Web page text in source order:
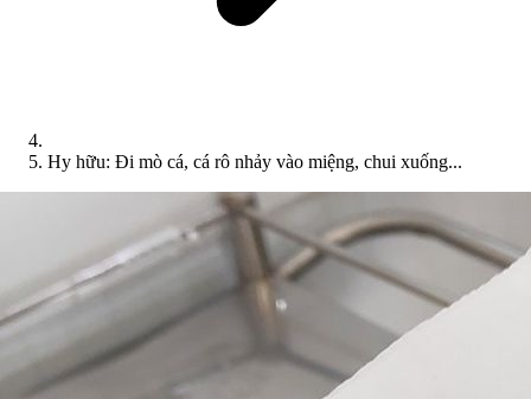
Hy hữu: Đi mò cá, cá rô nhảy vào miệng, chui xuống...